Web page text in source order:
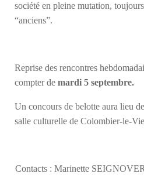
société en pleine mutation,
“anciens”.
Reprise des rencontres
compter de mardi 5 septembre.
Un concours de belotte aura lieu de
salle culturelle de Colombier-le-
Contacts : Marinette